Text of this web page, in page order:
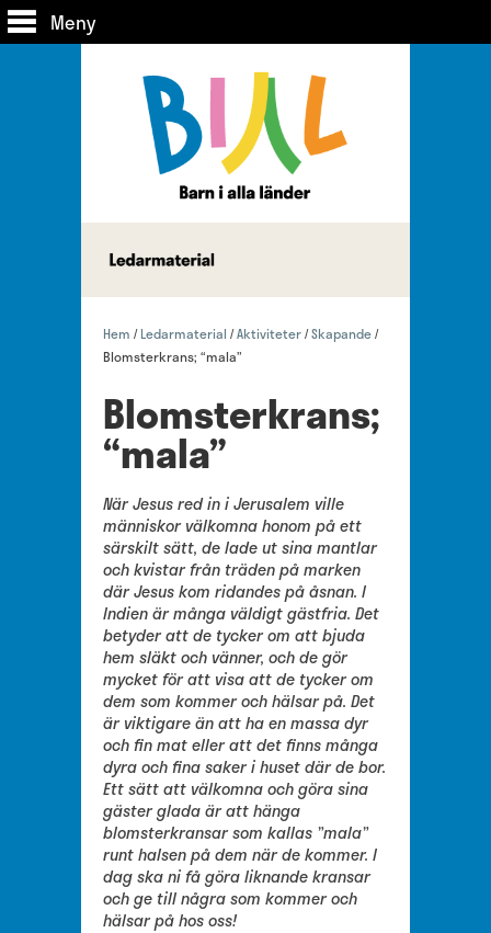
Meny
Hem / Ledarmaterial /Aktiviteter /Skapande /
Blomsterkrans; “mala”
Blomsterkrans;
“mala”
När Jesus red in i Jerusalem ville
människor välkomna honom på ett
särskilt sätt, de lade ut sina mantlar
och kvistar från träden på marken
där Jesus kom ridandes på åsnan. I
Indien är många väldigt gästfria. Det
betyder att de tycker om att bjuda
hem släkt och vänner, och de gör
mycket för att visa att de tycker om
dem som kommer och hälsar på. Det
är viktigare än att ha en massa dyr
och fin mat eller att det finns många
dyra och fina saker i huset där de bor.
Ett sätt att välkomna och göra sina
gäster glada är att hänga
blomsterkransar som kallas ”mala”
runt halsen på dem när de kommer. I
dag ska ni få göra liknande kransar
och ge till några som kommer och
hälsar på hos oss!